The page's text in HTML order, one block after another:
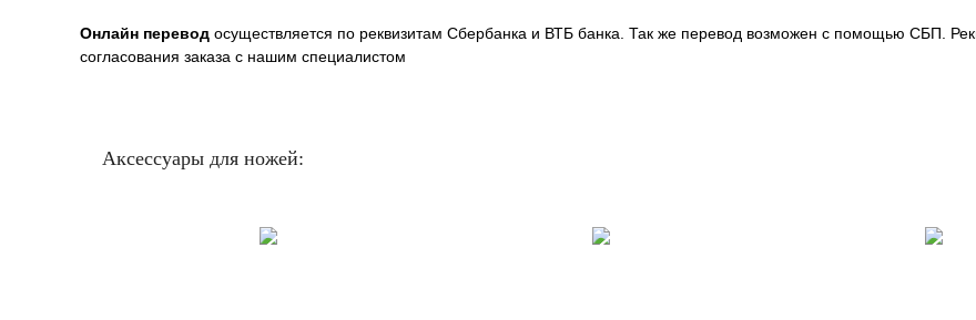
Онлайн перевод осуществляется по реквизитам Сбербанка и ВТБ банка. Так же перевод возможен с помощью СБП.
согласования заказа с нашим специалистом
Аксессуары для ножей: